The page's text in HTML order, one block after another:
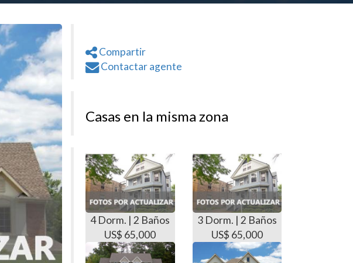
Compartir
Contactar agente
Casas en la misma zona
4 Dorm. | 2 Baños
US$ 65,000
3 Dorm. | 2 Baños
US$ 65,000